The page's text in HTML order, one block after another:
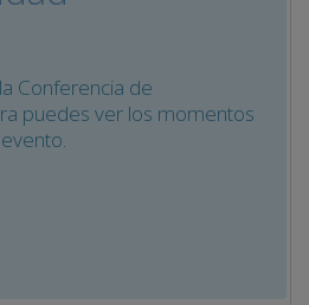
Conferencia de
puedes ver los momentos